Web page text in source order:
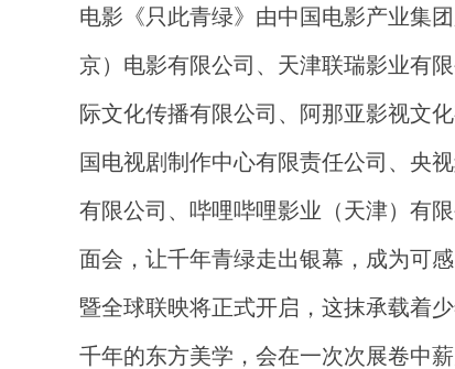
电影《只此青绿》由中国电影产业集
京）电影有限公司、天津联瑞影业有
际文化传播有限公司、阿那亚影视文
国电视剧制作中心有限责任公司、央
有限公司、哔哩哔哩影业（天津）有
面会，让千年青绿走出银幕，成为可感
暨全球联映将正式开启，这抹承载着
千年的东方美学，会在一次次展卷中